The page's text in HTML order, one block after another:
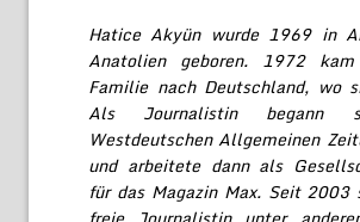
Hatice Akyün wurde 1969 in
Anatolien geboren. 1972
Familie nach Deutschland, wo
Als Journalistin
Westdeutschen Allgemeinen
und arbeitete dann als
für das Magazin Max. Seit